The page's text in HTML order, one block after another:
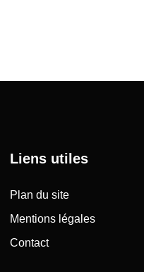
Liens utiles
Plan du site
Mentions légales
Contact